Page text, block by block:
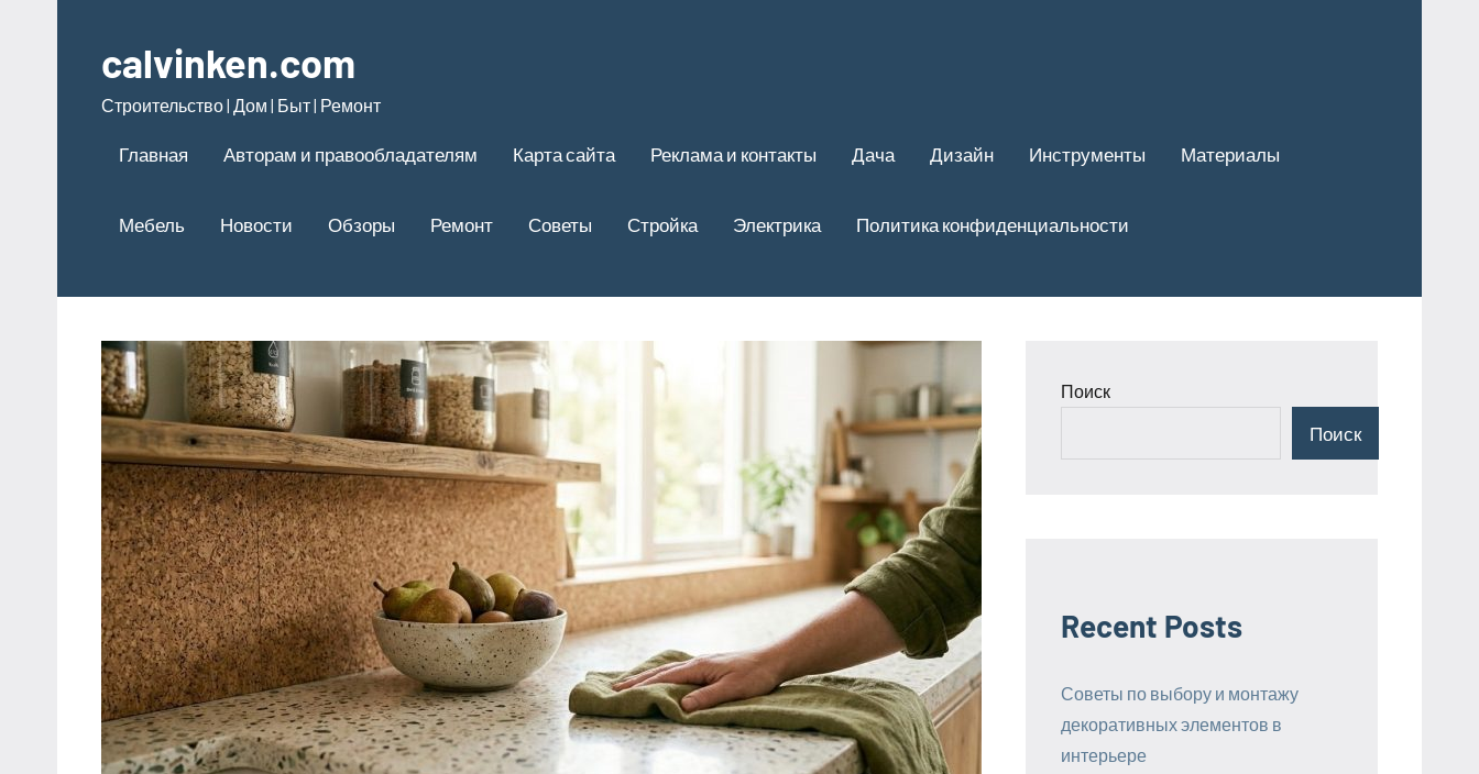
содержимому
calvinken.com
Строительство | Дом | Быт | Ремонт
Главная Авторам и правообладателям Карта сайта Реклама и контакты Дача Дизайн Инструменты Материалы
Мебель Новости Обзоры Ремонт Советы Стройка Электрика Политика конфиденциальности
Поиск
Поиск
Recent Posts
Советы по выбору и монтажу
декоративных элементов в
интерьере